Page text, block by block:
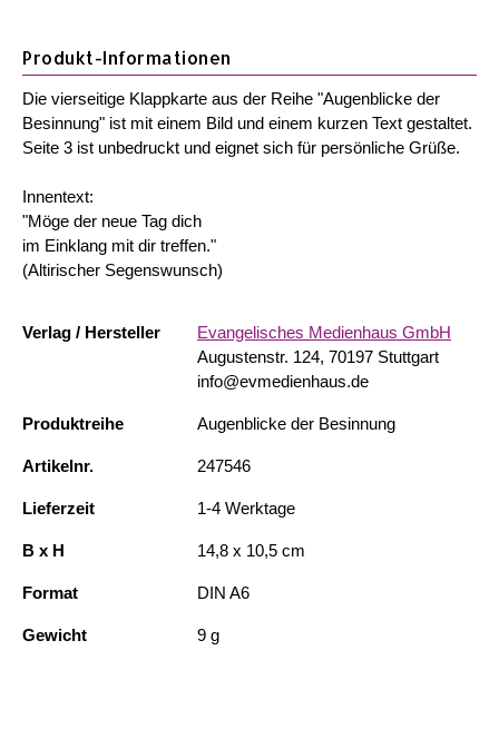
Produkt-Informationen
Verlag / Hersteller
Evangelisches Medienhaus GmbH
Augustenstr. 124, 70197 Stuttgart
info@evmedienhaus.de
Produktreihe Augenblicke der Besinnung
Artikelnr. 247546
Lieferzeit 1-4 Werktage
B x H 14,8 x 10,5 cm
Format DIN A6
Gewicht 9 g
Die vierseitige Klappkarte aus der Reihe "Augenblicke der
Besinnung" ist mit einem Bild und einem kurzen Text gestaltet.
Seite 3 ist unbedruckt und eignet sich für persönliche Grüße.
Innentext:
"Möge der neue Tag dich
im Einklang mit dir treffen."
(Altirischer Segenswunsch)